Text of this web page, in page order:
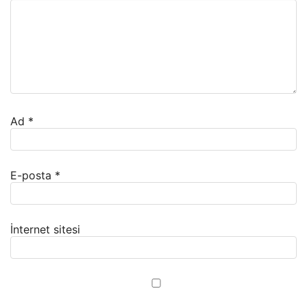
Ad *
E-posta *
İnternet sitesi